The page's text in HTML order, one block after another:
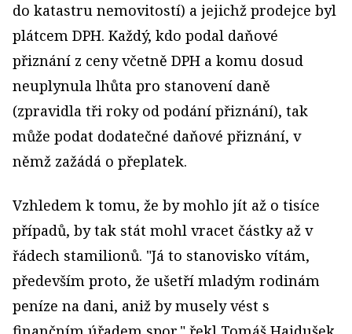
do katastru nemovitostí) a jejichž prodejce byl
plátcem DPH. Každý, kdo podal daňové
přiznání z ceny včetně DPH a komu dosud
neuplynula lhůta pro stanovení daně
(zpravidla tři roky od podání přiznání), tak
může podat dodatečné daňové přiznání, v
němž zažádá o přeplatek.
Vzhledem k tomu, že by mohlo jít až o tisíce
případů, by tak stát mohl vracet částky až v
řádech stamilionů. "Já to stanovisko vítám,
především proto, že ušetří mladým rodinám
peníze na dani, aniž by musely vést s